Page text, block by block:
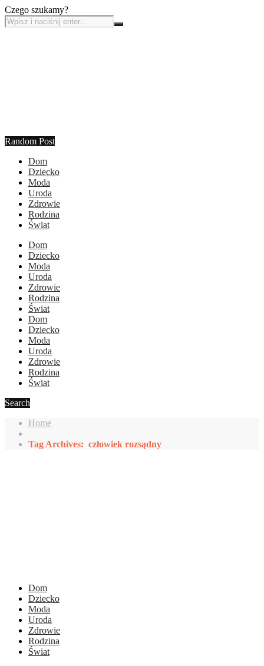
Czego szukamy?
Random Post
Dom
Dziecko
Moda
Uroda
Zdrowie
Rodzina
Świat
Dom
Dziecko
Moda
Uroda
Zdrowie
Rodzina
Świat
Dom
Dziecko
Moda
Uroda
Zdrowie
Rodzina
Świat
Search
Home
Tag Archives: człowiek rozsądny
Dom
Dziecko
Moda
Uroda
Zdrowie
Rodzina
Świat